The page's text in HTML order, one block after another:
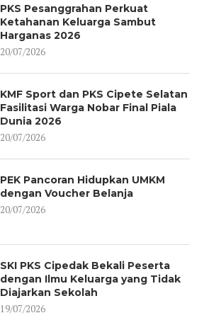
PKS Pesanggrahan Perkuat
Ketahanan Keluarga Sambut
Harganas 2026
20/07/2026
KMF Sport dan PKS Cipete Selatan
Fasilitasi Warga Nobar Final Piala
Dunia 2026
20/07/2026
PEK Pancoran Hidupkan UMKM
dengan Voucher Belanja
20/07/2026
SKI PKS Cipedak Bekali Peserta
dengan Ilmu Keluarga yang Tidak
Diajarkan Sekolah
19/07/2026